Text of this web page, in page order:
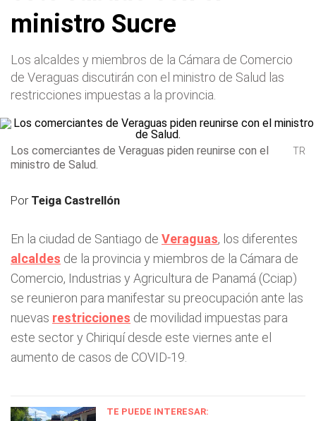
ministro Sucre
Los alcaldes y miembros de la Cámara de Comercio
de Veraguas discutirán con el ministro de Salud las
restricciones impuestas a la provincia.
Los comerciantes de Veraguas piden reunirse con el
ministro de Salud.
TR
Por Teiga Castrellón
En la ciudad de Santiago de Veraguas, los diferentes
alcaldes de la provincia y miembros de la Cámara de
Comercio, Industrias y Agricultura de Panamá (Cciap)
se reunieron para manifestar su preocupación ante las
nuevas restricciones de movilidad impuestas para
este sector y Chiriquí desde este viernes ante el
aumento de casos de COVID-19.
TE PUEDE INTERESAR: